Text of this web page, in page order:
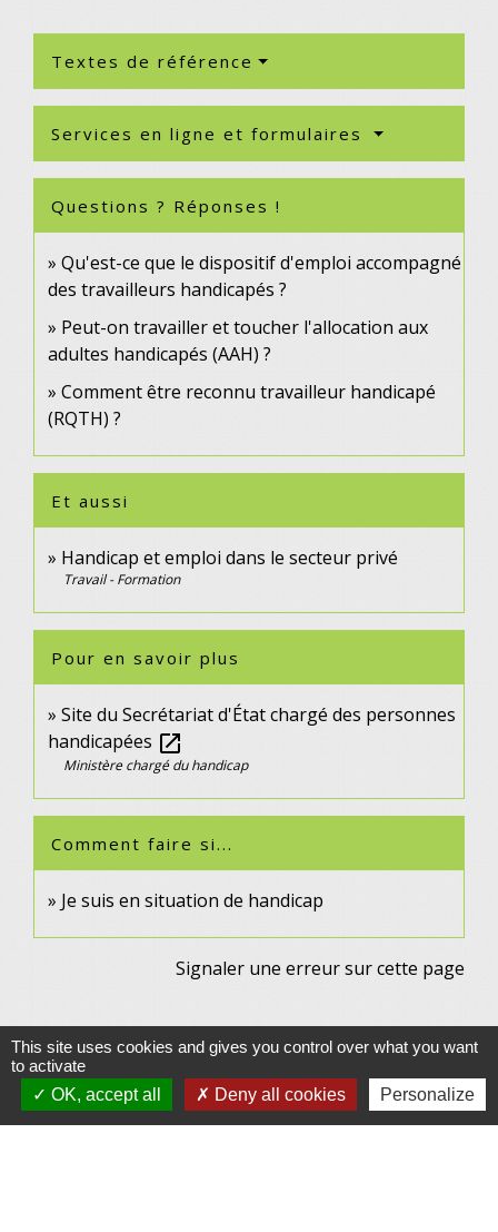
Textes de référence
Services en ligne et formulaires
Questions ? Réponses !
Qu'est-ce que le dispositif d'emploi accompagné
des travailleurs handicapés ?
Peut-on travailler et toucher l'allocation aux
adultes handicapés (AAH) ?
Comment être reconnu travailleur handicapé
(RQTH) ?
Et aussi
Handicap et emploi dans le secteur privé
Travail - Formation
Pour en savoir plus
Site du Secrétariat d'État chargé des personnes
handicapées open_in_new
Ministère chargé du handicap
Comment faire si...
Je suis en situation de handicap
Signaler une erreur sur cette page
Contacts
This site uses cookies and gives you control over what you want
to activate
OK, accept all
Deny all cookies Personalize